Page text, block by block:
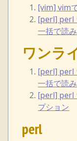
[vim] vim
[perl] perl
一括で読
ワンラ
[perl] perl
一括で読
[perl] perl
プション
perl